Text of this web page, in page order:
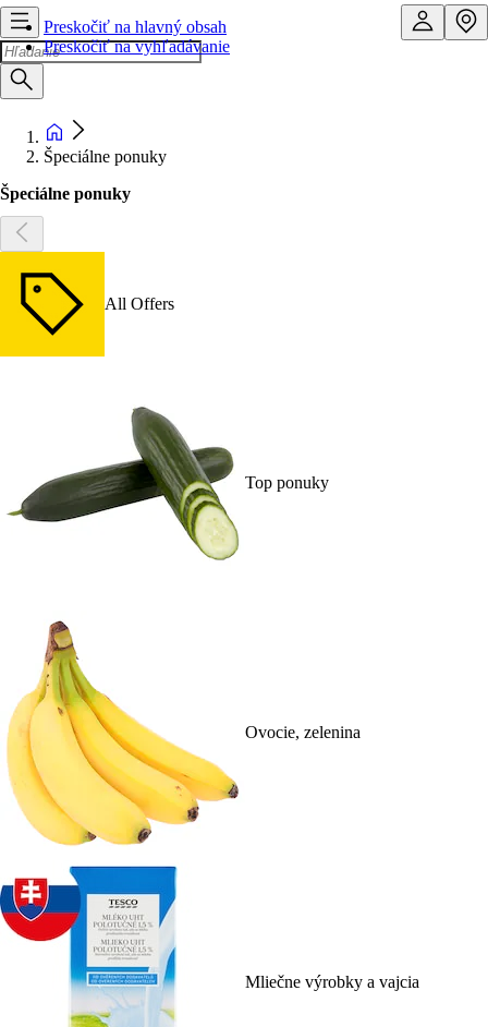
Preskočiť na hlavný obsah
Preskočiť na vyhľadávanie
Špeciálne ponuky
Špeciálne ponuky
All Offers
Top ponuky
Ovocie, zelenina
Mliečne výrobky a vajcia